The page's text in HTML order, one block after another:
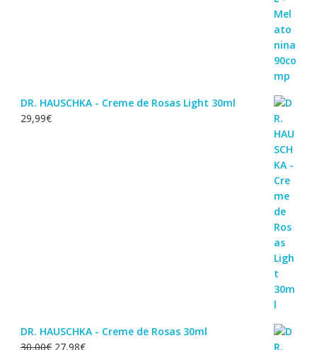
DR. HAUSCHKA - Creme de Rosas Light 30ml
29,99€
DR. HAUSCHKA - Creme de Rosas 30ml
30,00€ O
27,98€O